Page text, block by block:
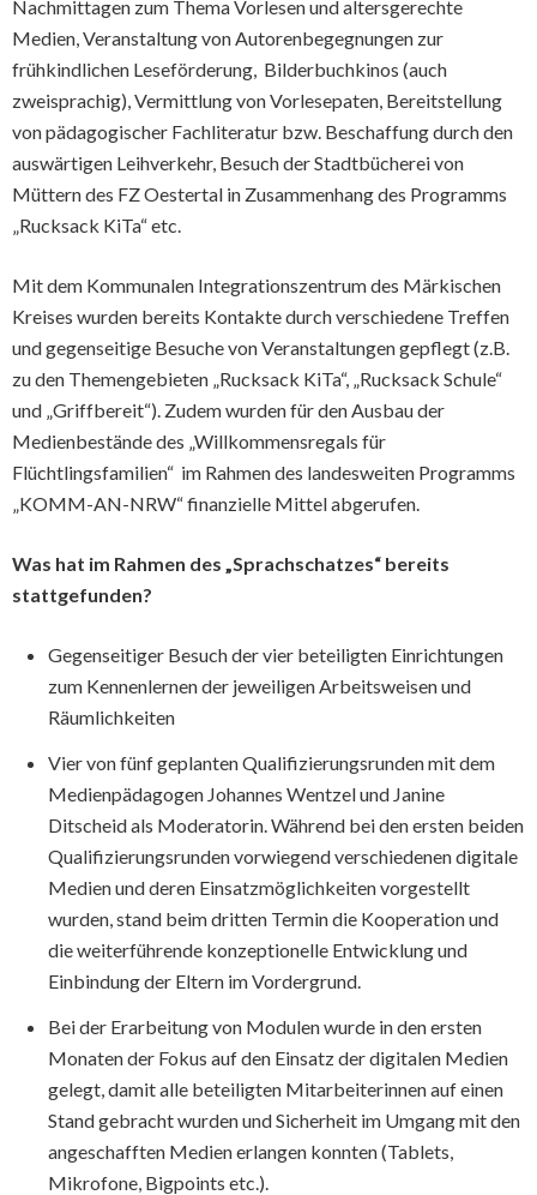
Nachmittagen zum Thema Vorlesen und altersgerechte
Medien, Veranstaltung von Autorenbegegnungen zur
frühkindlichen Leseförderung, Bilderbuchkinos (auch
zweisprachig), Vermittlung von Vorlesepaten, Bereitstellung
von pädagogischer Fachliteratur bzw. Beschaffung durch den
auswärtigen Leihverkehr, Besuch der Stadtbücherei von
Müttern des FZ Oestertal in Zusammenhang des Programms
„Rucksack KiTa“ etc.
Mit dem Kommunalen Integrationszentrum des Märkischen
Kreises wurden bereits Kontakte durch verschiedene Treffen
und gegenseitige Besuche von Veranstaltungen gepflegt (z.B.
zu den Themengebieten „Rucksack KiTa“, „Rucksack Schule“
und „Griffbereit“). Zudem wurden für den Ausbau der
Medienbestände des „Willkommensregals für
Flüchtlingsfamilien“ im Rahmen des landesweiten Programms
„KOMM-AN-NRW“ finanzielle Mittel abgerufen.
Was hat im Rahmen des „Sprachschatzes“ bereits
stattgefunden?
Gegenseitiger Besuch der vier beteiligten Einrichtungen
zum Kennenlernen der jeweiligen Arbeitsweisen und
Räumlichkeiten
Vier von fünf geplanten Qualifizierungsrunden mit dem
Medienpädagogen Johannes Wentzel und Janine
Ditscheid als Moderatorin. Während bei den ersten beiden
Qualifizierungsrunden vorwiegend verschiedenen digitale
Medien und deren Einsatzmöglichkeiten vorgestellt
wurden, stand beim dritten Termin die Kooperation und
die weiterführende konzeptionelle Entwicklung und
Einbindung der Eltern im Vordergrund.
Bei der Erarbeitung von Modulen wurde in den ersten
Monaten der Fokus auf den Einsatz der digitalen Medien
gelegt, damit alle beteiligten Mitarbeiterinnen auf einen
Stand gebracht wurden und Sicherheit im Umgang mit den
angeschafften Medien erlangen konnten (Tablets,
Mikrofone, Bigpoints etc.).